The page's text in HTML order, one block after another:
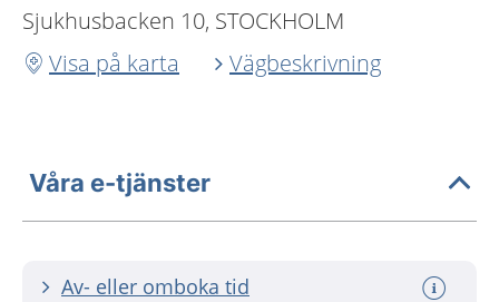
Sjukhusbacken 10, STOCKHOLM
Visa på karta
Vägbeskrivning
Våra e-tjänster
Av- eller omboka tid